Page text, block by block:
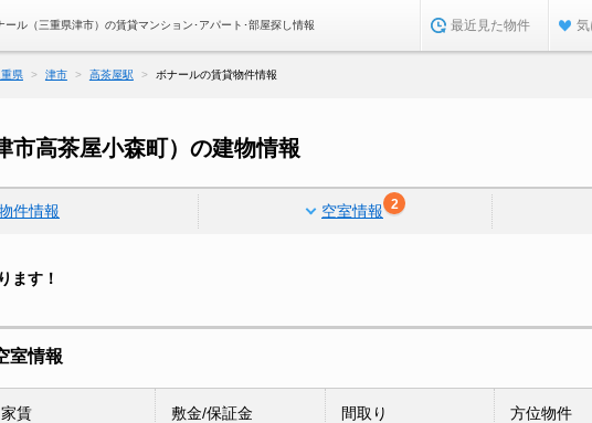
ール（三重県津市）の賃貸マンション･アパート･部屋探し情報 最近見た物件
重県 津市 高茶屋駅 ボナールの賃貸物件情報
市高茶屋小森町）の建物情報
件情報 空室情報 2
ます！
室情報
家賃
敷金/保証金
間取り
方位物件